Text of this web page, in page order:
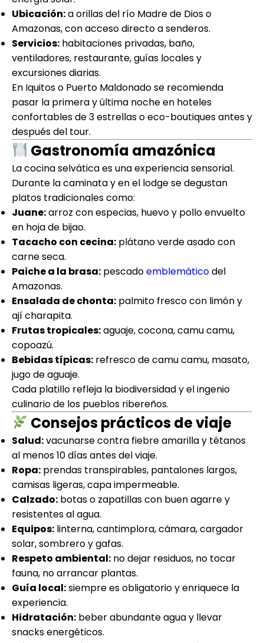
Ubicación:a orillas del río Madre de Dios o
Amazonas, con acceso directo a senderos.
Servicios: habitaciones privadas, baño,
ventiladores, restaurante, guías locales y
excursiones diarias.
En Iquitos o Puerto Maldonado se recomienda
pasar la primera y última noche en hoteles
confortables de 3 estrellas o eco-boutiques antes y
después del tour.
Gastronomía amazónica
La cocina selvática es una experiencia sensorial.
Durante la caminata y en el lodge se degustan
platos tradicionales como:
Juane:arroz con especias, huevo y pollo envuelto
en hoja de bijao.
Tacacho con cecina: plátano verde asado con
carne seca.
Paiche a la brasa: pescadoemblemáticodel
Amazonas.
Ensalada de chonta: palmito fresco con limón y
ají charapita.
Frutas tropicales:aguaje, cocona, camu camu,
copoazú.
Bebidas típicas: refresco de camu camu, masato,
jugo de aguaje.
Cada platillo refleja la biodiversidad y el ingenio
culinario de los pueblos ribereños.
Consejos prácticos de viaje
Salud:vacunarse contra fiebre amarilla y tétanos
al menos 10 días antes del viaje.
Ropa: prendas transpirables, pantalones largos,
camisas ligeras, capa impermeable.
Calzado: botas o zapatillas con buen agarre y
resistentes al agua.
Equipos: linterna, cantimplora, cámara, cargador
solar, sombrero y gafas.
Respeto ambiental: no dejar residuos, no tocar
fauna, no arrancar plantas.
Guía local:siempre es obligatorio y enriquece la
experiencia.
Hidratación: beber abundante agua y llevar
snacks energéticos.